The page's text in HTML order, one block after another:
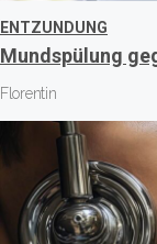
ENTZUNDUNG
Mundspülung
Florentin